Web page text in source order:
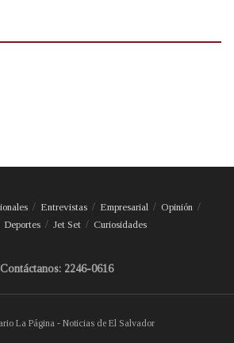
Entrevistas Empresarial
Opinión
Deportes Jet Set Curiosidades
Contáctanos: 2246-0616
La Página - Noticias de El Salvador